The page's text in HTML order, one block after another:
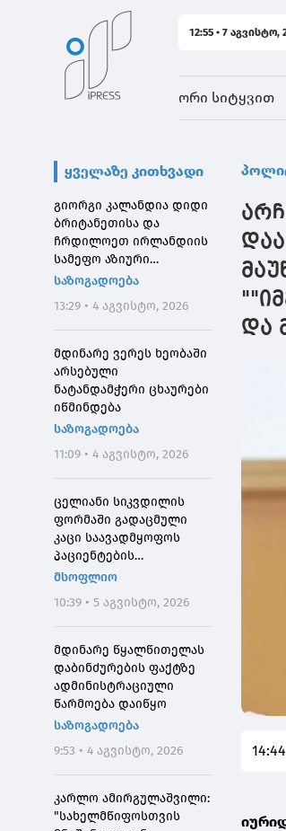
12:55 • 7 აგვისტო,
ორი სიტყვით
ყველაზე კითხვადი
გიორგი კალანდია დიდი
ბრიტანეთისა და
ჩრდილოეთ ირლანდიის
სამეფო აზიური
საზოგადოების
საზოგადოება
13:29 • 4 აგვისტო, 2026
მდინარე ვერეს ხეობაში
არსებული
ნატანდამჭერი ცხაურები
იწმინდება
საზოგადოება
11:09 • 4 აგვისტო, 2026
ცელიანი სიკვდილის
ფორმაში გადაცმული
კაცი საავადმყოფოს
პაციენტების
შეშინებისთვის
მსოფლიო
10:39 • 5 აგვისტო, 2026
მდინარე წყალწითელას
დაბინძურების ფაქტზე
ადმინისტრაციული
წარმოება დაიწყო
საზოგადოება
9:53 • 4 აგვისტო, 2026
კარლო ამირგულაშვილი:
"სახელმწიფოსთვის
და